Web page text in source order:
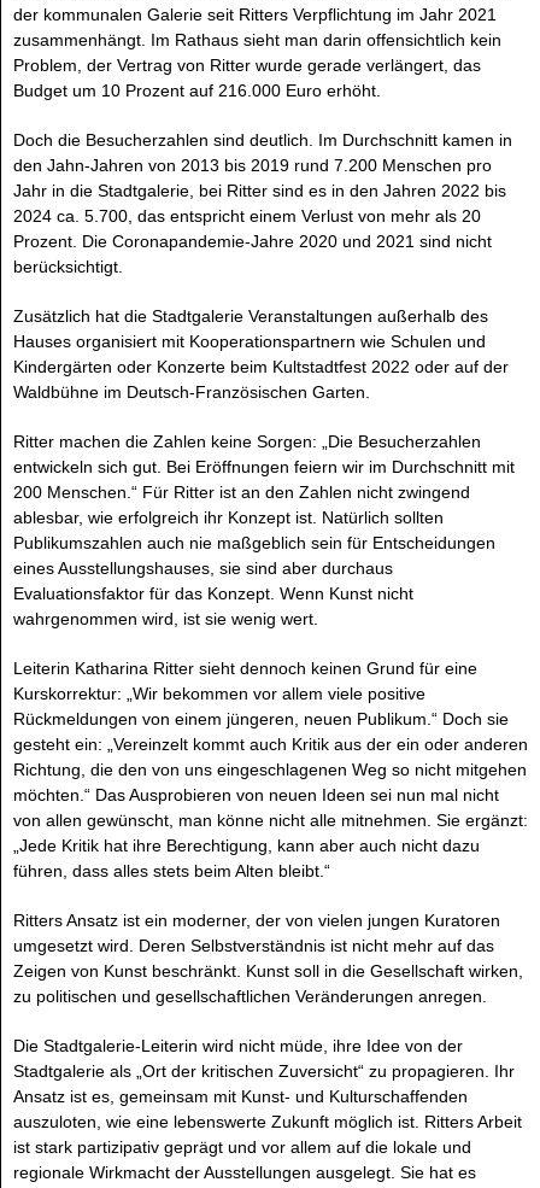
der kommunalen Galerie seit Ritters Verpflichtung im Jahr 2021
zusammenhängt. Im Rathaus sieht man darin offensichtlich kein
Problem, der Vertrag von Ritter wurde gerade verlängert, das
Budget um 10 Prozent auf 216.000 Euro erhöht.
Doch die Besucherzahlen sind deutlich. Im Durchschnitt kamen in
den Jahn-Jahren von 2013 bis 2019 rund 7.200 Menschen pro
Jahr in die Stadtgalerie, bei Ritter sind es in den Jahren 2022 bis
2024 ca. 5.700, das entspricht einem Verlust von mehr als 20
Prozent. Die Coronapandemie-Jahre 2020 und 2021 sind nicht
berücksichtigt.
Zusätzlich hat die Stadtgalerie Veranstaltungen außerhalb des
Hauses organisiert mit Kooperationspartnern wie Schulen und
Kindergärten oder Konzerte beim Kultstadtfest 2022 oder auf der
Waldbühne im Deutsch-Französischen Garten.
Ritter machen die Zahlen keine Sorgen: „Die Besucherzahlen
entwickeln sich gut. Bei Eröffnungen feiern wir im Durchschnitt mit
200 Menschen.“ Für Ritter ist an den Zahlen nicht zwingend
ablesbar, wie erfolgreich ihr Konzept ist. Natürlich sollten
Publikumszahlen auch nie maßgeblich sein für Entscheidungen
eines Ausstellungshauses, sie sind aber durchaus
Evaluationsfaktor für das Konzept. Wenn Kunst nicht
wahrgenommen wird, ist sie wenig wert.
Leiterin Katharina Ritter sieht dennoch keinen Grund für eine
Kurskorrektur: „Wir bekommen vor allem viele positive
Rückmeldungen von einem jüngeren, neuen Publikum.“ Doch sie
gesteht ein: „Vereinzelt kommt auch Kritik aus der ein oder anderen
Richtung, die den von uns eingeschlagenen Weg so nicht mitgehen
möchten.“ Das Ausprobieren von neuen Ideen sei nun mal nicht
von allen gewünscht, man könne nicht alle mitnehmen. Sie ergänzt:
„Jede Kritik hat ihre Berechtigung, kann aber auch nicht dazu
führen, dass alles stets beim Alten bleibt.“
Ritters Ansatz ist ein moderner, der von vielen jungen Kuratoren
umgesetzt wird. Deren Selbstverständnis ist nicht mehr auf das
Zeigen von Kunst beschränkt. Kunst soll in die Gesellschaft wirken,
zu politischen und gesellschaftlichen Veränderungen anregen.
Die Stadtgalerie-Leiterin wird nicht müde, ihre Idee von der
Stadtgalerie als „Ort der kritischen Zuversicht“ zu propagieren. Ihr
Ansatz ist es, gemeinsam mit Kunst- und Kulturschaffenden
auszuloten, wie eine lebenswerte Zukunft möglich ist. Ritters Arbeit
ist stark partizipativ geprägt und vor allem auf die lokale und
regionale Wirkmacht der Ausstellungen ausgelegt. Sie hat es